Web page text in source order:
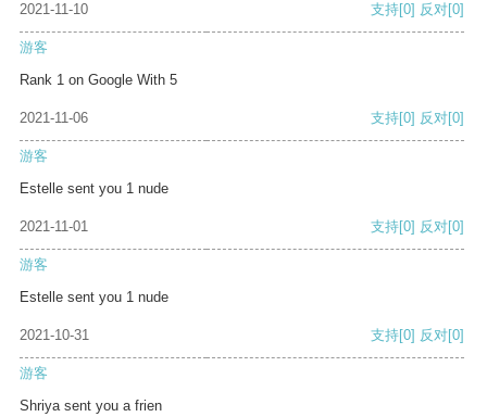
2021-11-10 支持[0] 反对[0]
游客
Rank 1 on Google With 5
2021-11-06 支持[0] 反对[0]
游客
Estelle sent you 1 nude
2021-11-01 支持[0] 反对[0]
游客
Estelle sent you 1 nude
2021-10-31 支持[0] 反对[0]
游客
Shriya sent you a frien